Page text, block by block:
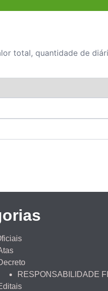
total, quantidade de
RESPONSABILIDADE